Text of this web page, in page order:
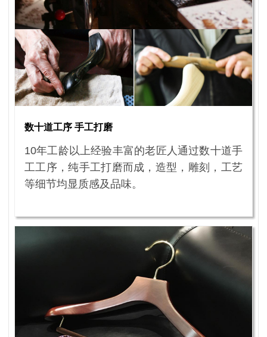
数十道工序 手工打磨
10年工龄以上经验丰富的老匠人通过数十道手
工工序，纯手工打磨而成，造型，雕刻，工艺
等细节均显质感及品味。